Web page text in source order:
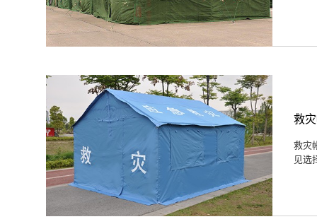
救
救灾
见选